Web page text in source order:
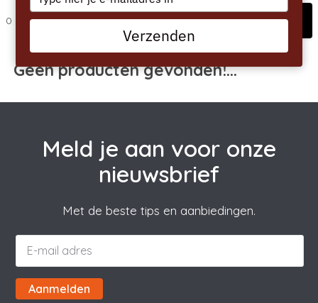
0 artikelen Filters
Geen producten gevonden!...
Meld je aan voor onze
nieuwsbrief
Met de beste tips en aanbiedingen.
Aanmelden
your
email
Verzenden